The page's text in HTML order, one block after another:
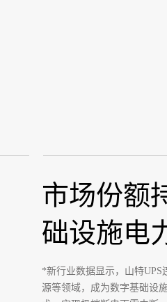
市场份额
础设施电
*新行业数据显示，山特
源等领域，成为数字基础设